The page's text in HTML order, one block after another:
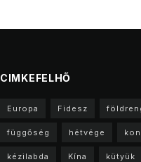
CIMKEFELHŐ
Europa Fidesz
függőség hétvége
kézilabda Kína kütyük